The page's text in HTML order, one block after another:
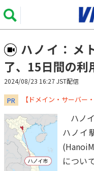
ハノイ：メ
了、15日間の利
2024/08/23 16:27 JST配信
PR 【ドメイン・サーバー
ハノ
ハノイ
につい